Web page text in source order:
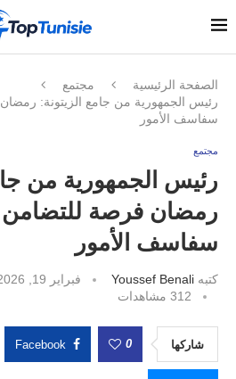
الصفحة الرئيسية
مجتمع
رئيس الجمهورية من جامع الزيتونة:
سفاسف الأمور
مجتمع
رئيس الجمهورية من
رمضان فرصة للتضامن
سفاسف الأمور
كتبه Youssef Benali فبراير 19, 2026
312 مشاهدات
شاركها 0
Facebook